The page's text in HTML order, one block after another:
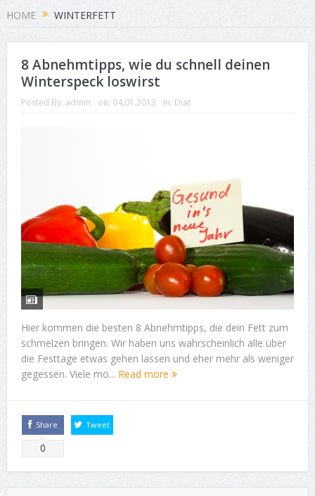
HOME WINTERFETT
8 Abnehmtipps, wie du schnell deinen
Winterspeck loswirst
Posted By: admin on: 04.01.2013 In: Diät
Hier kommen die besten 8 Abnehmtipps, die dein Fett zum
schmelzen bringen. Wir haben uns wahrscheinlich alle über
die Festtage etwas gehen lassen und eher mehr als weniger
gegessen. Viele mö... Read more
Share
0
Tweet